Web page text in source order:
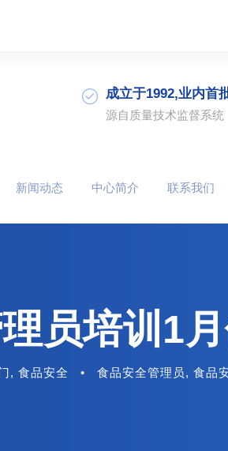
成立于1992,业内首
源自质量技术监督系统
新闻动态 中心简介 联系我们
员培训1
, 食品安全 • 食品安全管理员, 食品